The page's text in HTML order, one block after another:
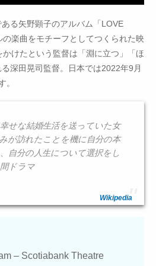
る矢野顕子のアルバム「LOVE
楽曲をモチーフとしてつくられた映
けたという監督は「淵に立つ」「ほ
深田晃司監督。日本では2022年9月
。
せな結婚生活を送っていた女
が訪れたことを機に自分の本
自分の人生について選択をし
ドラマ
Wikipedia
– Scotiabank Theatre